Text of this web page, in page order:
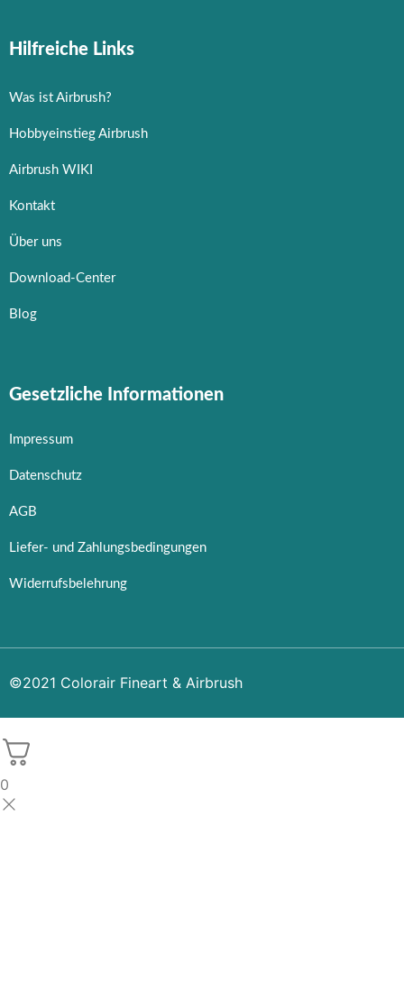
Hilfreiche Links
Was ist Airbrush?
Hobbyeinstieg Airbrush
Airbrush WIKI
Kontakt
Über uns
Download-Center
Blog
Gesetzliche Informationen
Impressum
Datenschutz
AGB
Liefer- und Zahlungsbedingungen
Widerrufsbelehrung
©2021 Colorair Fineart & Airbrush
0